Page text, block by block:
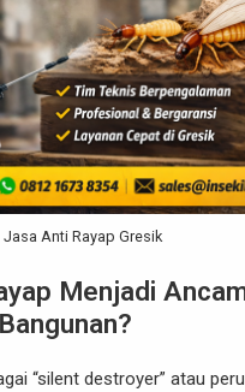
Jasa Anti Rayap Gresik
Menjadi
“silent destroyer” atau